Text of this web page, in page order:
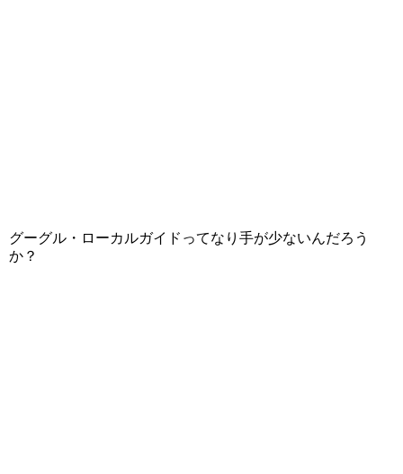
グーグル・ローカルガイドってなり手が少ないんだろう
か？